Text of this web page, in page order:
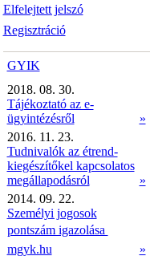
Elfelejtett jelszó
Regisztráció
GYIK
2018. 08. 30.
Tájékoztató az e-
ügyintézésről
»
2016. 11. 23.
Tudnivalók az étrend-
kiegészítőkel kapcsolatos
megállapodásról
»
2014. 09. 22.
Személyi jogosok
pontszám igazolása 
mgyk.hu
»